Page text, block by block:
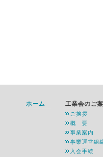
ホーム 工業会のご
ご挨拶
概 要
事業案内
事業運営組
入会手続